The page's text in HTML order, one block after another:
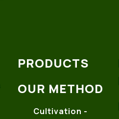
PRODUCTS
OUR METHOD
Cultivation -